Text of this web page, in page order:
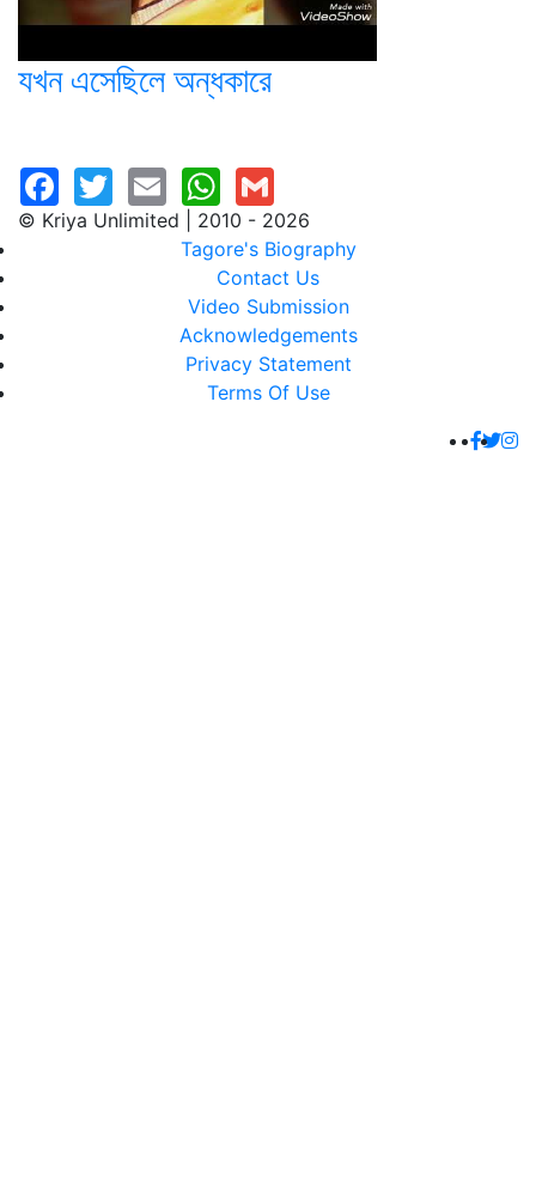
যখন এসেছিলে অন্ধকারে
© Kriya Unlimited | 2010 - 2026
Tagore's Biography
Contact Us
Video Submission
Acknowledgements
Privacy Statement
Terms Of Use